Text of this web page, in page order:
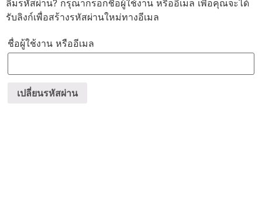
ลืมรหัสผ่าน? กรุณากรอกชื่อผู้ใช้งาน หรืออีเมล เพื่อคุณจะได้
รับลิงก์เพื่อสร้างรหัสผ่านใหม่ทางอีเมล
ชื่อผู้ใช้งาน หรืออีเมล
เปลี่ยนรหัสผ่าน